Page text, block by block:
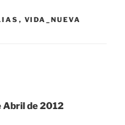
, VIDA_NUEVA
Abril de 2012